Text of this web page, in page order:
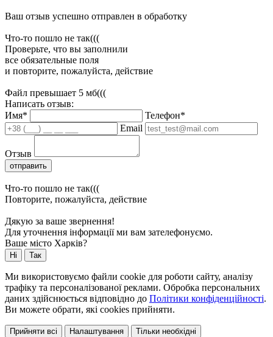
Ваш отзыв успешно отправлен в обработку
Что-то пошло не так(((
Проверьте, что вы заполнили
все обязательные поля
и повторите, пожалуйста, действие
Файл превышает 5 мб(((
Написать отзыв:
Имя*
Телефон*
Email
Отзыв
отправить
Что-то пошло не так(((
Повторите, пожалуйста, действие
Дякую за ваше звернення!
Для уточнення інформації ми вам зателефонуємо.
Ваше місто Харків?
Ні Так
Ми використовуємо файли cookie для роботи сайту, аналізу
трафіку та персоналізованої реклами. Обробка персональних
даних здійснюється відповідно до Політики конфіденційності.
Ви можете обрати, які cookies прийняти.
Прийняти всі Налаштування Тільки необхідні